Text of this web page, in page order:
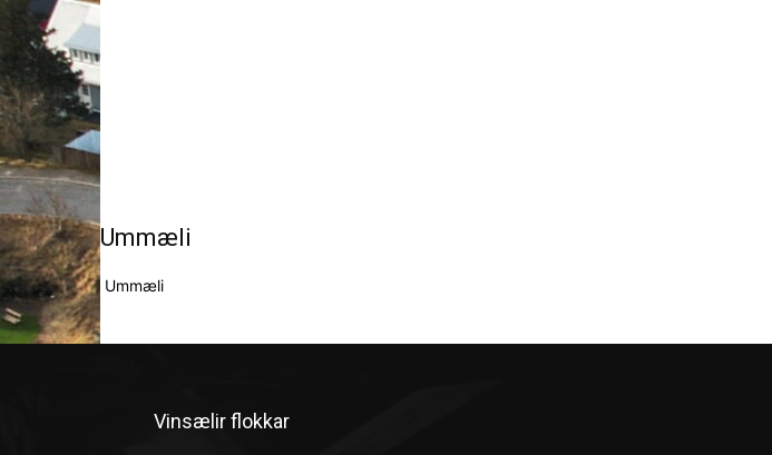
Ummæli
Ummæli
Vinsælir flokkar